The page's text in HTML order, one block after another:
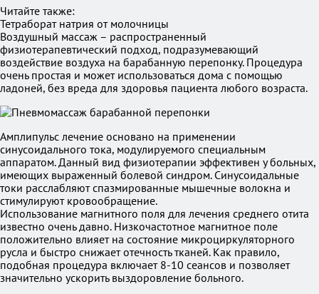
Читайте также:
Тетраборат натрия от молочницы
Воздушный массаж – распространенный
физиотерапевтический подход, подразумевающий
воздействие воздуха на барабанную перепонку. Процедура
очень простая и может использоваться дома с помощью
ладоней, без вреда для здоровья пациента любого возраста.
Амплипульс лечение основано на применении
синусоидального тока, модулируемого специальным
аппаратом. Данный вид физиотерапии эффективен у больных,
имеющих выраженный болевой синдром. Синусоидальные
токи расслабляют спазмированные мышечные волокна и
стимулируют кровообращение.
Использование магнитного поля для лечения среднего отита
известно очень давно. Низкочастотное магнитное поле
положительно влияет на состояние микроциркуляторного
русла и быстро снижает отечность тканей. Как правило,
подобная процедура включает 8-10 сеансов и позволяет
значительно ускорить выздоровление больного.